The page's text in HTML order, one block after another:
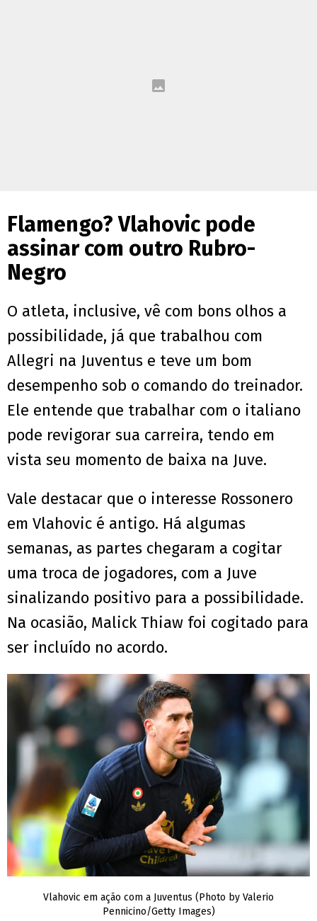
Flamengo? Vlahovic pode
assinar com outro Rubro-
Negro
O atleta, inclusive, vê com bons olhos a
possibilidade, já que trabalhou com
Allegri na Juventus e teve um bom
desempenho sob o comando do treinador.
Ele entende que trabalhar com o italiano
pode revigorar sua carreira, tendo em
vista seu momento de baixa na Juve.
Vale destacar que o interesse Rossonero
em Vlahovic é antigo. Há algumas
semanas, as partes chegaram a cogitar
uma troca de jogadores, com a Juve
sinalizando positivo para a possibilidade.
Na ocasião, Malick Thiaw foi cogitado para
ser incluído no acordo.
Vlahovic em ação com a Juventus (Photo by Valerio
Pennicino/Getty Images)